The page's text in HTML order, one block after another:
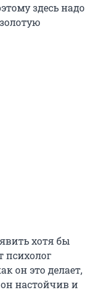
здесь надо
хотя бы
психолог
он это делает,
настойчив и